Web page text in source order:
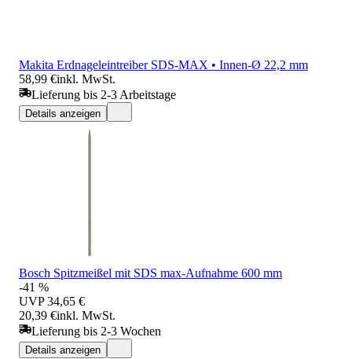
Makita Erdnageleintreiber SDS-MAX • Innen-Ø 22,2 mm
58,99 €inkl. MwSt.
Lieferung bis 2-3 Arbeitstage
Details anzeigen
Bosch Spitzmeißel mit SDS max-Aufnahme 600 mm
-41 %
UVP 34,65 €
20,39 €inkl. MwSt.
Lieferung bis 2-3 Wochen
Details anzeigen